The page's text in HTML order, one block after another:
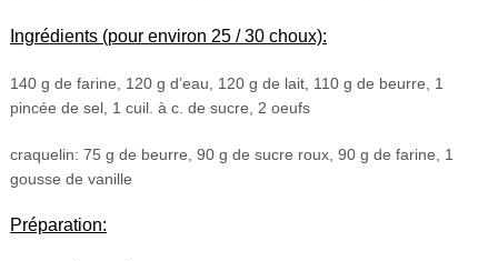
Ingrédients (pour environ 25 / 30 choux):
140 g de farine, 120 g d’eau, 120 g de lait, 110 g de beurre, 1
pincée de sel, 1 cuil. à c. de sucre, 2 oeufs
craquelin: 75 g de beurre, 90 g de sucre roux, 90 g de farine, 1
gousse de vanille
Préparation: